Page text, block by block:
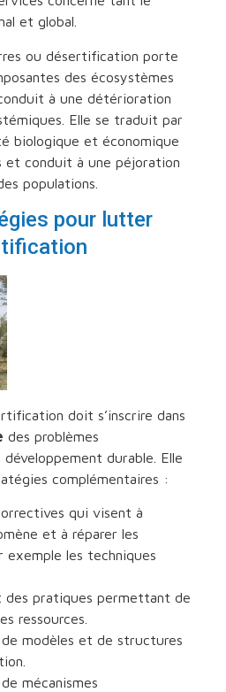
et global.
ou désertification porte
des écosystèmes
à une détérioration
Elle se traduit par
biologique et économique
et conduit à une péjoration
populations.
pour lutter
doit s’inscrire dans
des problèmes
durable. Elle
complémentaires :
qui visent à
et à réparer les
exemple les techniques
des pratiques permettant de
ressources.
modèles et de structures
mécanismes